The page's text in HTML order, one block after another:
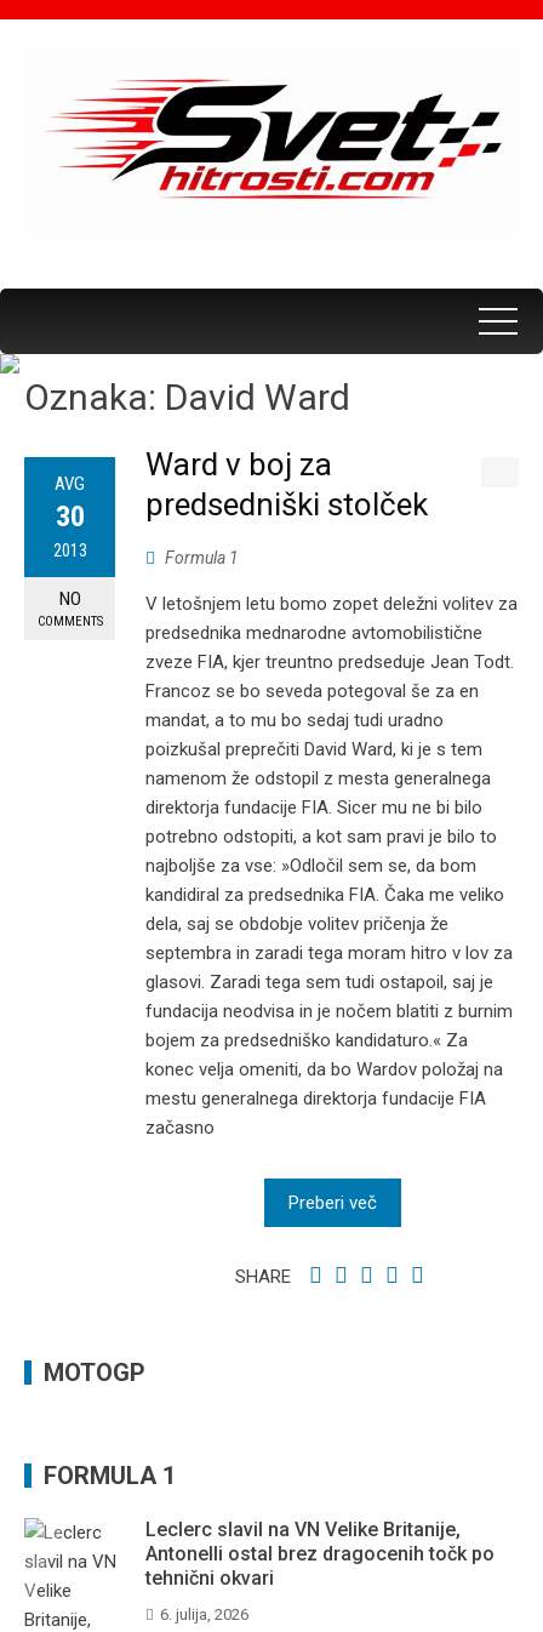
Oznaka: David Ward
AVG
30
2013
NO
COMMENTS
Ward v boj za
predsedniški stolček
Formula 1
V letošnjem letu bomo zopet deležni volitev za
predsednika mednarodne avtomobilistične
zveze FIA, kjer treuntno predseduje Jean Todt.
Francoz se bo seveda potegoval še za en
mandat, a to mu bo sedaj tudi uradno
poizkušal preprečiti David Ward, ki je s tem
namenom že odstopil z mesta generalnega
direktorja fundacije FIA. Sicer mu ne bi bilo
potrebno odstopiti, a kot sam pravi je bilo to
najboljše za vse: »Odločil sem se, da bom
kandidiral za predsednika FIA. Čaka me veliko
dela, saj se obdobje volitev pričenja že
septembra in zaradi tega moram hitro v lov za
glasovi. Zaradi tega sem tudi ostapoil, saj je
fundacija neodvisa in je nočem blatiti z burnim
bojem za predsedniško kandidaturo.« Za
konec velja omeniti, da bo Wardov položaj na
mestu generalnega direktorja fundacije FIA
začasno
Preberi več
SHARE
MOTOGP
FORMULA 1
Leclerc slavil na VN Velike Britanije,
Antonelli ostal brez dragocenih točk po
tehnični okvari
6. julija, 2026